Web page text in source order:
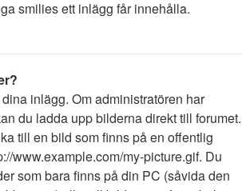
smilies ett inlägg får innehålla.
inlägg. Om administratören har
du ladda upp bilderna direkt till forumet.
till en bild som finns på en offentlig
www.example.com/my-picture.gif. Du
som bara finns på din PC (såvida den